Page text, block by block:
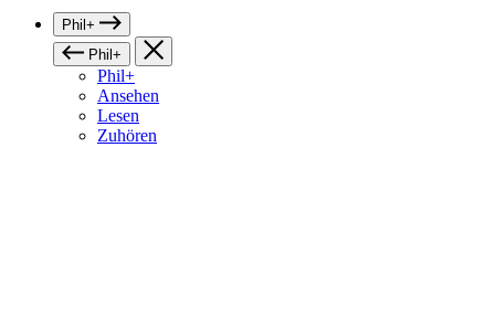
Phil+
Phil+
Phil+
Ansehen
Lesen
Zuhören